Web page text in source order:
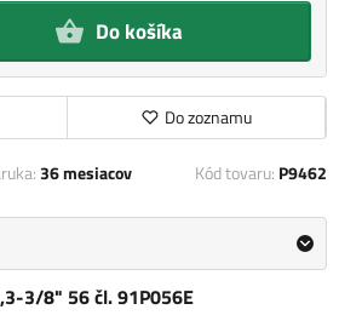
Do košíka
Do zoznamu
36 mesiacov Kód tovaru: P9462
3/8" 56 čl. 91P056E